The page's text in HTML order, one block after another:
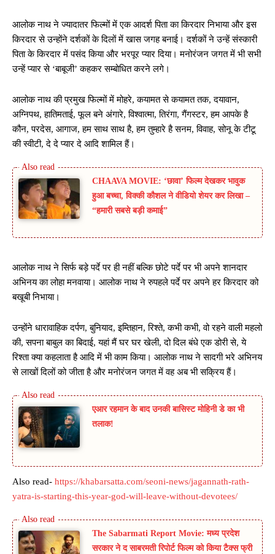
आलोक नाथ ने ज्यादातर फिल्मों में एक आदर्श पिता का किरदार निभाया और इस
किरदार से उन्होंने दर्शकों के दिलों में खास जगह बनाई। दर्शकों ने उन्हें संस्कारी
पिता के किरदार में पसंद किया और भरपूर प्यार दिया। मनोरंजन जगत में भी सभी
उन्हें प्यार से ‘बाबूजी’ कहकर सम्बोधित करने लगे।
आलोक नाथ की प्रमुख फिल्मों में मोहरे, कयामत से कयामत तक, दयावान,
अग्निपथ, हातिमताई, फूल बने अंगारे, विश्वात्मा, तिरंगा, गैंगस्टर, हम आपके है
कौन, परदेस, आगाज, हम साथ साथ है, हम तुम्हारे है सनम, विवाह, सोनू के टीटू
की स्वीटी, दे दे प्यार दे आदि शामिल हैं।
CHAAVA MOVIE: ‘छावा’ फिल्म देखकर भावुक
हुआ बच्चा, विक्की कौशल ने वीडियो शेयर कर लिखा –
“हमारी सबसे बड़ी कमाई”
आलोक नाथ ने सिर्फ बड़े पर्दे पर ही नहीं बल्कि छोटे पर्दे पर भी अपने शानदार
अभिनय का लोहा मनवाया। आलोक नाथ ने रुपहले पर्दे पर अपने हर किरदार को
बखूबी निभाया।
उन्होंने धारावाहिक दर्पण, बुनियाद, इम्तिहान, रिश्ते, कभी कभी, वो रहने वाली महलो
की, सपना बाबुल का बिदाई, यहां मैं घर घर खेली, दो दिल बंधे एक डोरी से, ये
रिश्ता क्या कहलाता है आदि में भी काम किया। आलोक नाथ ने सादगी भरे अभिनय
से लाखों दिलों को जीता है और मनोरंजन जगत में वह अब भी सक्रिय हैं।
एआर रहमान के बाद उनकी बासिस्ट मोहिनी डे का भी
तलाक!
Also read- https://khabarsatta.com/seoni-news/jagannath-rath-
yatra-is-starting-this-year-god-will-leave-without-devotees/
The Sabarmati Report Movie: मध्य प्रदेश
सरकार ने द साबरमती रिपोर्ट फिल्म को किया टैक्स फ्री